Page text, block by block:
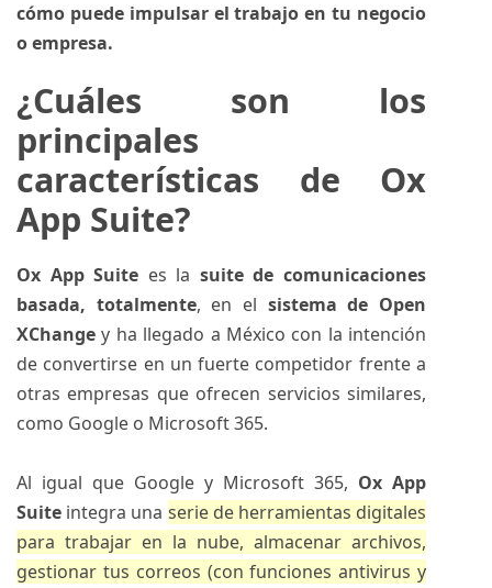
cómo puede impulsar el trabajo en tu negocio
o empresa.
¿Cuáles son los
principales
características de Ox
App Suite?
Ox App Suite es la suite de comunicaciones
basada, totalmente, en el sistema de Open
XChange y ha llegado a México con la intención
de convertirse en un fuerte competidor frente a
otras empresas que ofrecen servicios similares,
como Google o Microsoft 365.
Al igual que Google y Microsoft 365, Ox App
Suite integra una serie de herramientas digitales
para trabajar en la nube, almacenar archivos,
gestionar tus correos (con funciones antivirus y